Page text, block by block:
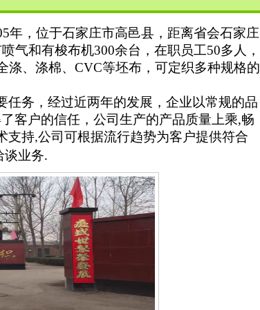
5年，位于石家庄市高邑县，距离省会石家庄
气和有梭布机300余台，在职员工50多人，
涤、涤棉、 CVC等坯布，可定织多种规格的
任务，经过近两年的发展，企业以常规的品
客户的信任 ， 公司生产的产品质量上乘,畅
支持,公司可根据流行趋势为客户提供符合
谈业务.